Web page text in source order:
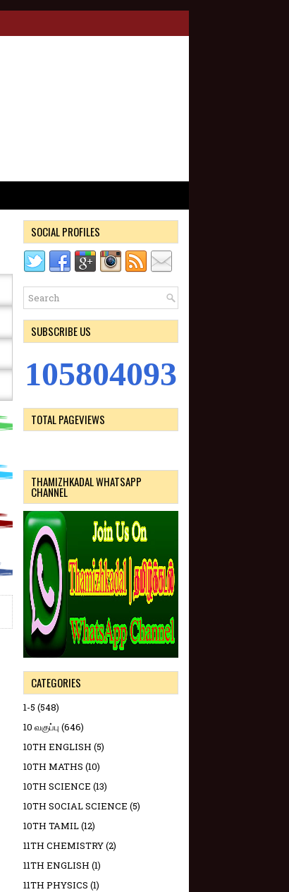
SOCIAL PROFILES
SUBSCRIBE US
105804094
TOTAL PAGEVIEWS
THAMIZHKADAL WHATSAPP
CHANNEL
CATEGORIES
1-5 (548)
10 வகுப்பு (646)
10TH ENGLISH (5)
10TH MATHS (10)
10TH SCIENCE (13)
10TH SOCIAL SCIENCE (5)
10TH TAMIL(12)
11TH CHEMISTRY(2)
11TH ENGLISH (1)
11TH PHYSICS (1)